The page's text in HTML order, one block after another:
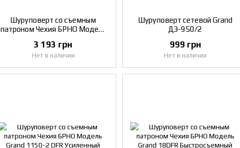
Шуруповерт со съемным
патроном Чехия БРНО Модель
патрон DFR Ускоренно время
зарядки
3 193 грн
Нет в наличии
Шуруповерт сетевой Grand
ДЭ-950/2
999 грн
Нет в наличии